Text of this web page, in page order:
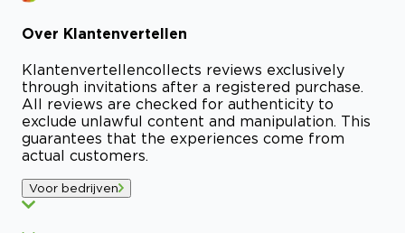
Over Klantenvertellen
Klantenvertellencollects reviews exclusively
through invitations after a registered purchase.
All reviews are checked for authenticity to
exclude unlawful content and manipulation. This
guarantees that the experiences come from
actual customers.
Voor bedrijven